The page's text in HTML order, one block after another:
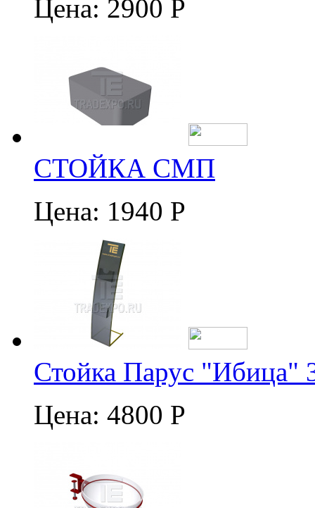
Цена: 2900 Р
СТОЙКА СМП
Цена: 1940 Р
Стойка Парус "Ибица"
Цена: 4800 Р